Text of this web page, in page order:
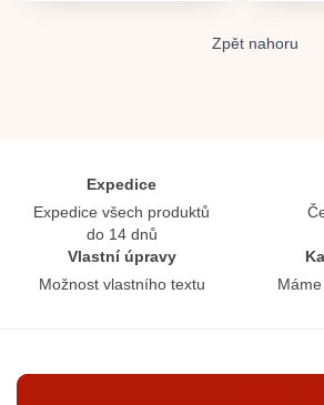
Zpět nahoru
Expedice
Expedice všech produktů
do 14 dnů
Vlastní úpravy
Možnost vlastního textu